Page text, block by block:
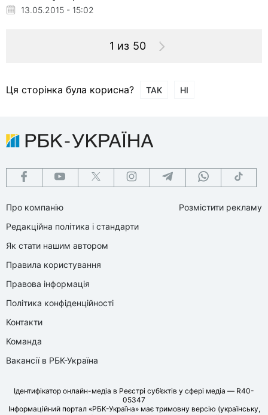
13.05.2015 - 15:02
1 из 50
Ця сторінка була корисна? ТАК НІ
Про компанію
Редакційна політика і стандарти
Як стати нашим автором
Правила користування
Правова інформація
Політика конфіденційності
Контакти
Команда
Вакансії в РБК-Україна
Розмістити рекламу
Ідентифікатор онлайн-медіа в Реєстрі суб’єктів у сфері медіа — R40-
05347
Інформаційний портал «РБК-Україна» має тримовну версію (українську,